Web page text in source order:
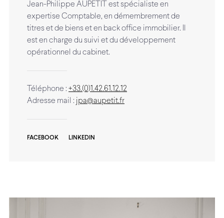
Jean-Philippe AUPETIT est spécialiste en
expertise Comptable, en démembrement de
titres et de biens et en back office immobilier. Il
est en charge du suivi et du développement
opérationnel du cabinet.
Téléphone : +33.(0)1.42.61.12.12
Adresse mail : jpa@aupetit.fr
FACEBOOK LINKEDIN